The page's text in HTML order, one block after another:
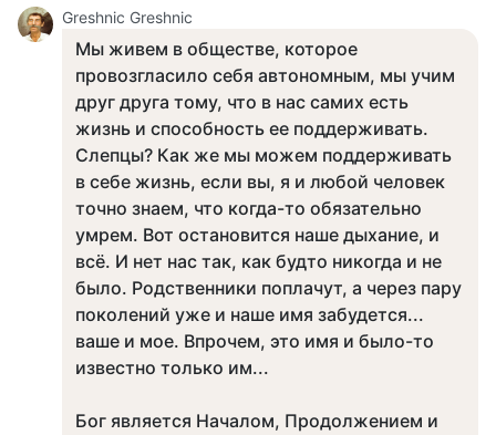
Greshnic Greshnic
Мы живем в обществе, которое
провозгласило себя автономным, мы учим
друг друга тому, что в нас самих есть
жизнь и способность ее поддерживать.
Слепцы? Как же мы можем поддерживать
в себе жизнь, если вы, я и любой человек
точно знаем, что когда-то обязательно
умрем. Вот остановится наше дыхание, и
всё. И нет нас так, как будто никогда и не
было. Родственники поплачут, а через пару
поколений уже и наше имя забудется...
ваше и мое. Впрочем, это имя и было-то
известно только им...
Бог является Началом, Продолжением и